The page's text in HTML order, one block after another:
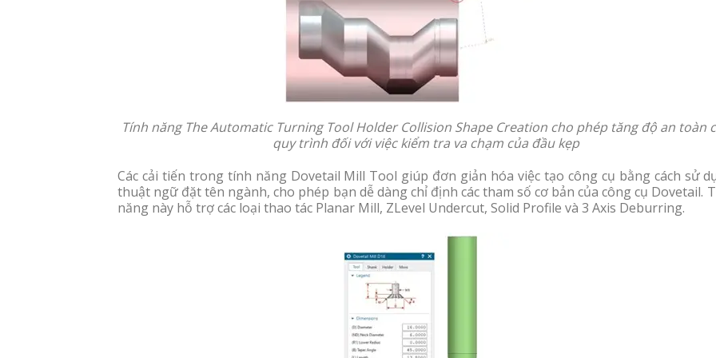
Tính năng The Automatic Turning Tool Holder Collision Shape Creation cho phép tăng độ an toàn
quy trình đối với việc kiểm tra va chạm của đầu kẹp
Các cải tiến trong tính năng Dovetail Mill Tool giúp đơn giản hóa việc tạo công cụ bằng cách sử
thuật ngữ đặt tên ngành, cho phép bạn dễ dàng chỉ định các tham số cơ bản của công cụ Dovetail.
năng này hỗ trợ các loại thao tác Planar Mill, ZLevel Undercut, Solid Profile và 3 Axis Deburring.